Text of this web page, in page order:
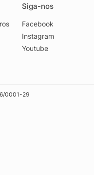
Siga-nos
Facebook
Instagram
Youtube
0001-29